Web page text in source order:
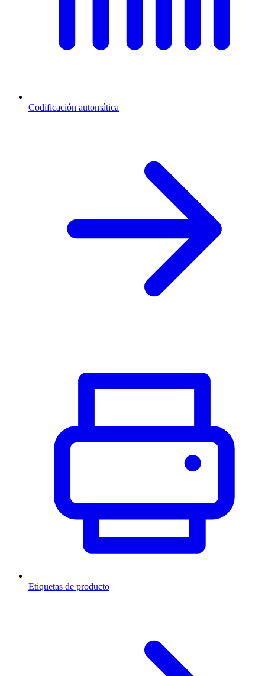
Codificación automática
Etiquetas de producto